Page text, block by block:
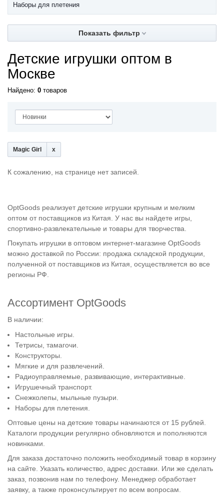
Наборы для плетения
Показать фильтр
Детские игрушки оптом в
Москве
Найдено: 0 товаров
Magic Girl
К сожалению, на странице нет записей.
OptGoods реализует детские игрушки крупным и мелким
оптом от поставщиков из Китая. У нас вы найдете игры,
спортивно-развлекательные и товары для творчества.
Покупать игрушки в оптовом интернет-магазине OptGoods
можно доставкой по России: продажа складской продукции,
полученной от поставщиков из Китая, осуществляется во все
регионы РФ.
Ассортимент OptGoods
В наличии:
Настольные игры.
Тетрисы, тамагочи.
Конструкторы.
Мягкие и для развлечений.
Радиоуправляемые, развивающие, интерактивные.
Игрушечный транспорт.
Снежколепы, мыльные пузыри.
Наборы для плетения.
Оптовые цены на детские товары начинаются от 15 рублей.
Каталоги продукции регулярно обновляются и пополняются
новинками.
Для заказа достаточно положить необходимый товар в корзину
на сайте. Указать количество, адрес доставки. Или же сделать
заказ, позвонив нам по телефону. Менеджер обработает
заявку, а также проконсультирует по всем вопросам.